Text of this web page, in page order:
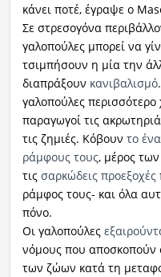
κάνει ποτέ, έγραψε ο
Σε στρεσογόνα
γαλοπούλες μπορεί να
τσιμπήσουν η μία την
διαπράξουν κανιβαλισμό
γαλοπούλες
παραγωγοί τις
τις ζημιές. Κόβουν το
ράμφους τους, μέρος των
τις σαρκώδεις προεξοχές
ράμφος τους- και όλα
πόνο.
Οι γαλοπούλες
νόμους που αποσκοπούν
των ζώων κατά τη